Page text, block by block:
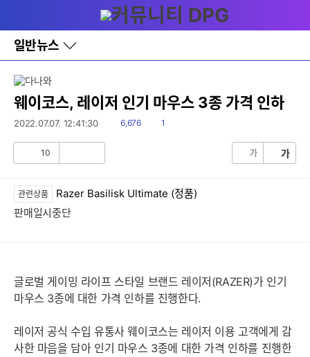
와
홈
일반뉴스
바
로
레
이
어
토
웨이코스, 레이저 인기 마우스 3종 가격 인하
2022.07.07. 12:41:30
읽
6,676
댓1
10 가 가
관련상품
Razer Basilisk Ultimate (정품)
판매일시중단
글로벌 게이밍 라이프 스타일 브랜드 레이저(RAZER)가 인기
마우스 3종에 대한 가격 인하를 진행한다.
레이저 공식 수입 유통사 웨이코스는 레이저 이용 고객에게 감
사한 마음을 담아 인기 마우스 3종에 대한 가격 인하를 진행한